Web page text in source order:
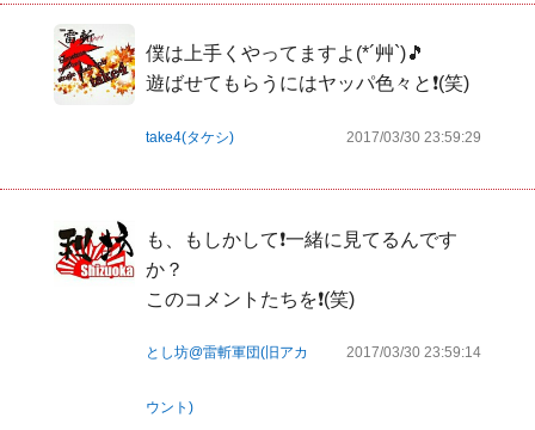
僕は上手くやってますよ(*´艸`)🎵
遊ばせてもらうにはヤッパ色々と❗(笑)
take4(タケシ) 2017/03/30 23:59:29
も、もしかして❗一緒に見てるんです
か？
このコメントたちを❗(笑)
とし坊@雷斬軍団(旧アカ
ウント)
2017/03/30 23:59:14